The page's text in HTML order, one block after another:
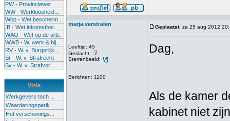
PW - Provinciewet
WW - Werkloosheid...
Wbp - Wet bescherm...
IB - Wet inkomstbel...
WAO - Wet op de arb..
WWB - W. werk & bij...
RV - W. v. Burgerlijk...
Sr - W. v. Strafrecht
Sv - W. v. Strafvor...
Visie
Werkgevers toch ...
Waarderingsperik...
Het verschonings...
marja.verstralen
Leeftijd: 45
Geslacht:
Sterrenbeeld:
Berichten: 1100
Geplaatst: za 25 aug 2012
Dag,
Als de kamer
kabinet niet